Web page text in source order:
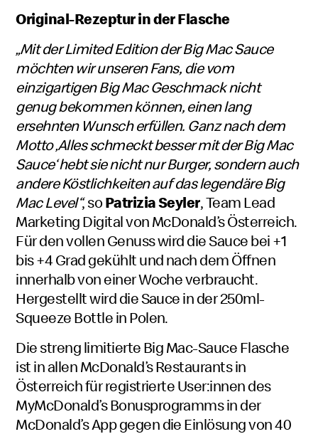
Original-Rezeptur in der Flasche
„Mit der Limited Edition der Big Mac Sauce
möchten wir unseren Fans, die vom
einzigartigen Big Mac Geschmack nicht
genug bekommen können, einen lang
ersehnten Wunsch erfüllen. Ganz nach dem
Motto ‚Alles schmeckt besser mit der Big Mac
Sauce‘ hebt sie nicht nur Burger, sondern auch
andere Köstlichkeiten auf das legendäre Big
Mac Level“, soPatrizia Seyler, Team Lead
Marketing Digital von McDonald’s Österreich.
Für den vollen Genuss wird die Sauce bei +1
bis +4 Grad gekühlt und nach dem Öffnen
innerhalb von einer Woche verbraucht.
Hergestellt wird die Sauce in der 250ml-
Squeeze Bottle in Polen.
Die streng limitierte Big Mac-Sauce Flasche
ist in allen McDonald’s Restaurants in
Österreich für registrierte User:innen des
MyMcDonald’s Bonusprogramms in der
McDonald’s App gegen die Einlösung von 40